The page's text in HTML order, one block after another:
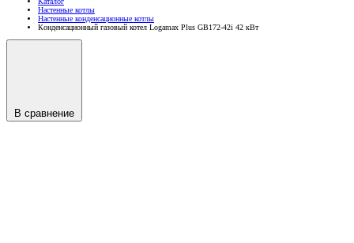
Настенные котлы
Настенные конденсационные котлы
Конденсационный газовый котел Logamax Plus GB172-42i 42 кВт
В сравнение